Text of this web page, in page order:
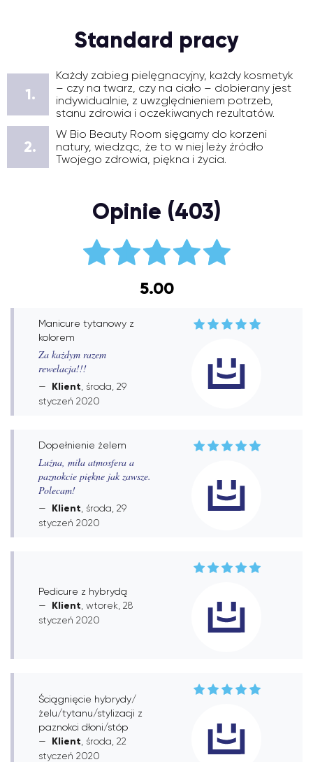
Standard pracy
1.
Każdy zabieg pielęgnacyjny, każdy kosmetyk
– czy na twarz, czy na ciało – dobierany jest
indywidualnie, z uwzględnieniem potrzeb,
stanu zdrowia i oczekiwanych rezultatów.
2.
W Bio Beauty Room sięgamy do korzeni
natury, wiedząc, że to w niej leży źródło
Twojego zdrowia, piękna i życia.
Opinie (403)
5.00
Manicure tytanowy z
kolorem
Za każdym razem
rewelacja!!!
Klient , środa, 29
styczeń 2020
Dopełnienie żelem
Luźna, miła atmosfera a
paznokcie piękne jak zawsze.
Polecam!
Klient , środa, 29
styczeń 2020
Pedicure z hybrydą
Klient , wtorek, 28
styczeń 2020
Ściągnięcie hybrydy/
żelu/tytanu/stylizacji z
paznokci dłoni/stóp
Klient , środa, 22
styczeń 2020